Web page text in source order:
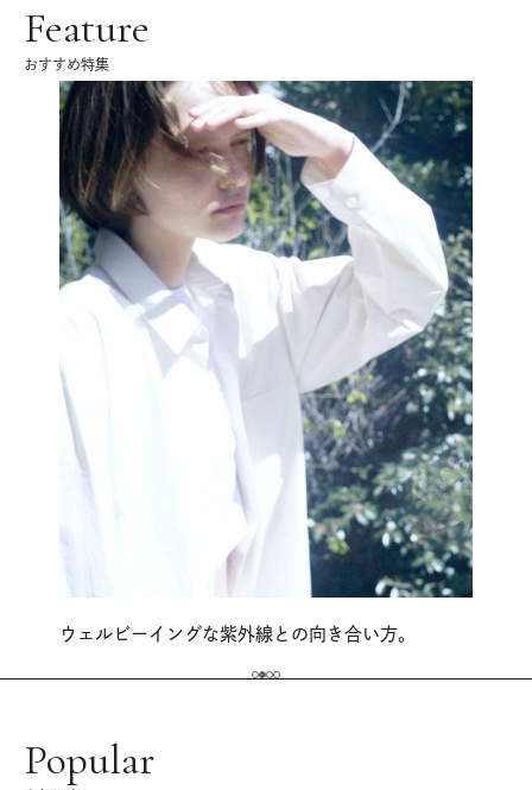
Feature
おすすめ特集
ウェルビーイングな紫外線との向き合い方。
Popular